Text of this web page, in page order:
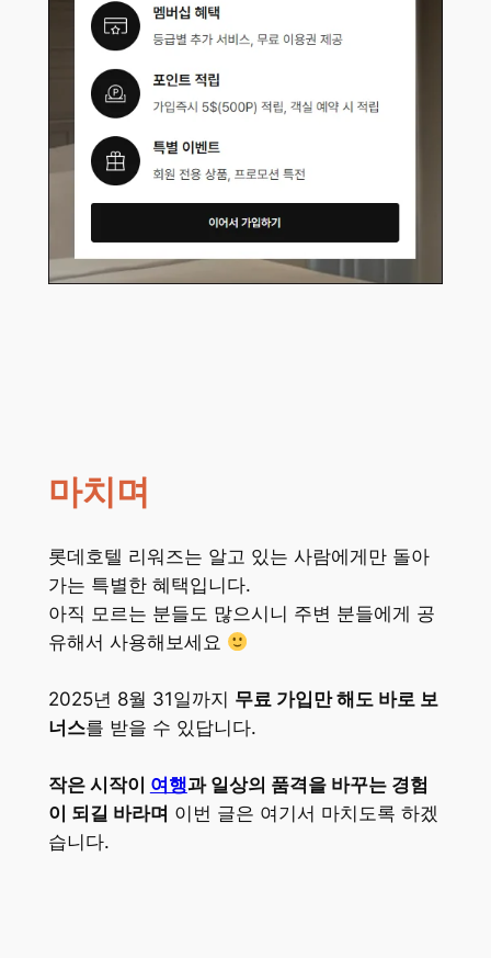
마치며
롯데호텔 리워즈는 알고 있는 사람에게만 돌아
가는 특별한 혜택입니다.
아직 모르는 분들도 많으시니 주변 분들에게 공
유해서 사용해보세요
2025년 8월 31일까지 무료 가입만 해도 바로 보
너스를 받을 수 있답니다.
작은 시작이 여행과 일상의 품격을 바꾸는 경험
이 되길 바라며 이번 글은 여기서 마치도록 하겠
습니다.